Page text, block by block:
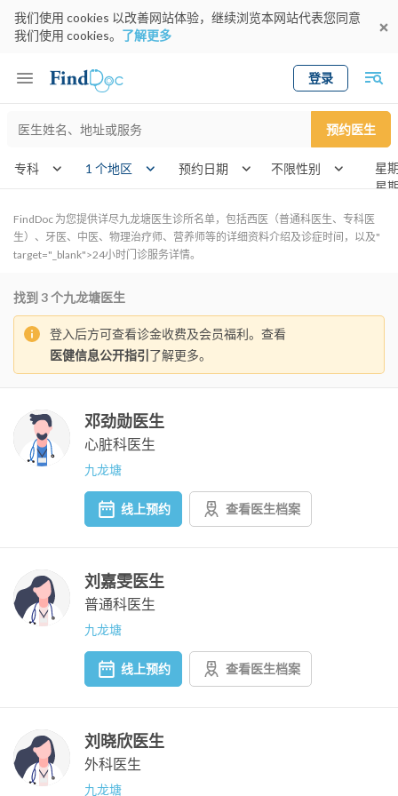
我们使用 cookies 以改善网站体验，继续浏览本网站代表您同意
我们使用 cookies。 了解更多
登录
Keyword 预约医生
专科 1 个地区 预约日期
FindDoc 为您提供详尽九龙塘医生诊所名单，包括西医（普通科医生、专科医
生）、牙医、中医、物理治疗师、营养师等的详细资料介绍及诊症时间，以及"
target="_blank">24小时门诊服务详情。
找到 3个九龙塘医生
登入后方可查看诊金收费及会员福利。查看
医健信息公开指引 了解更多。
邓劲勋医生
心脏科医生
九龙塘
线上预约 查看医生档案
刘嘉雯医生
普通科医生
九龙塘
线上预约 查看医生档案
刘晓欣医生
外科医生
九龙塘